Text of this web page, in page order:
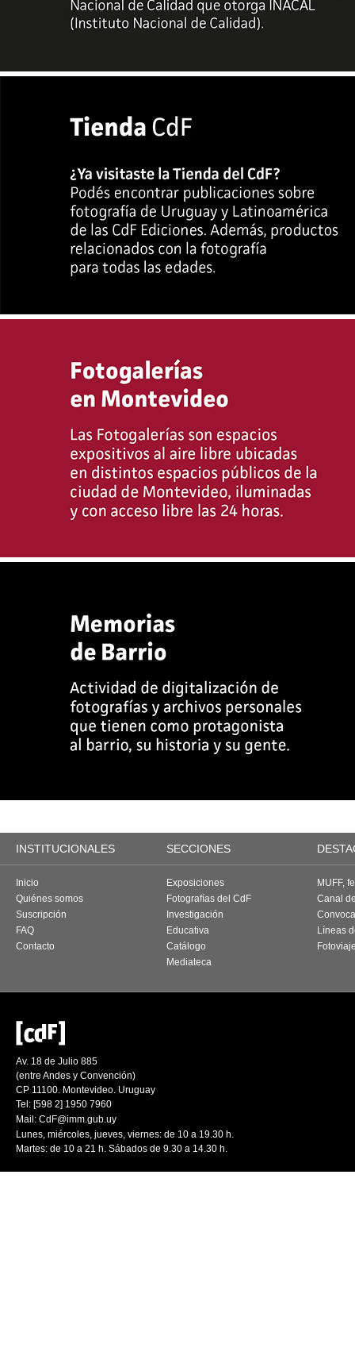
INSTITUCIONALES SECCIONES
Inicio
Quiénes somos
Suscripción
FAQ
Contacto
Exposiciones
Fotografías del CdF
Investigación
Educativa
Catálogo
Mediateca
MUFF,
Canal
Líneas
Av. 18 de Julio 885
(entre Andes y Convención)
CP 11100. Montevideo. Uruguay
Tel: [598 2] 1950 7960
Mail: CdF@imm.gub.uy
Lunes, miércoles, jueves, viernes: de 10 a 19.30 h.
Martes: de 10 a 21 h. Sábados de 9.30 a 14.30 h.